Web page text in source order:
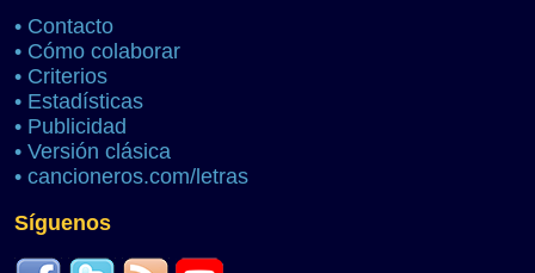
• Contacto
• Cómo colaborar
• Criterios
• Estadísticas
• Publicidad
• Versión clásica
• cancioneros.com/letras
Síguenos